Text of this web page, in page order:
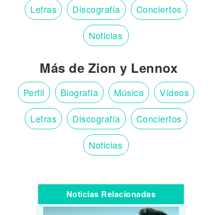
Letras Discografía Conciertos
Noticias
Más de Zion y Lennox
Perfil Biografía Música Vídeos
Letras Discografía Conciertos
Noticias
Noticias Relacionadas